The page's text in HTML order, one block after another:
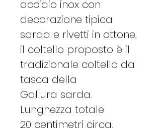
acciaio inox con
decorazione tipica
sarda e rivetti in ottone,
il coltello proposto è il
tradizionale coltello da
tasca della
Gallura sarda.
Lunghezza totale
20 centimetri circa.